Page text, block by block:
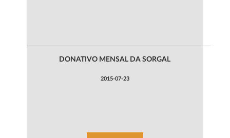
DONATIVO MENSAL DA SORGAL
2015-07-23